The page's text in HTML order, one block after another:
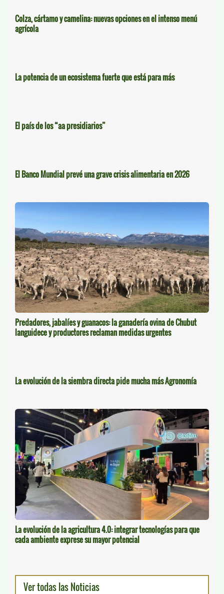
Colza, cártamo y camelina: nuevas opciones en el intenso menú
agrícola
La potencia de un ecosistema fuerte que está para más
El país de los “aa presidiarios”
El Banco Mundial prevé una grave crisis alimentaria en 2026
Predadores, jabalíes y guanacos: la ganadería ovina de Chubut
languidece y productores reclaman medidas urgentes
La evolución de la siembra directa pide mucha más Agronomía
La evolución de la agricultura 4.0: integrar tecnologías para que
cada ambiente exprese su mayor potencial
Ver todas las Noticias